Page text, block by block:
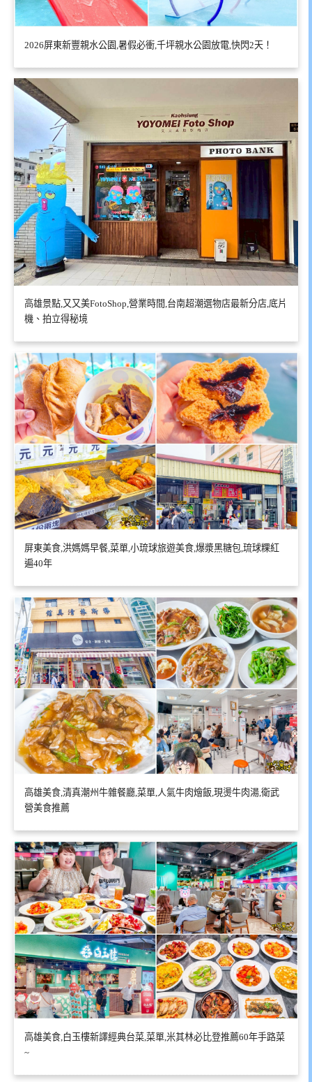
2026屏東新豐親水公園,暑假必衝,千坪親水公園放電,快閃2天！
高雄景點,又又美FotoShop,營業時間,台南超潮選物店最新分店,底片
機、拍立得秘境
屏東美食,洪媽媽早餐,菜單,小琉球旅遊美食,爆漿黑糖包,琉球粿紅
遍40年
高雄美食,清真潮州牛雜餐廳,菜單,人氣牛肉燴飯,現燙牛肉湯,衛武
營美食推薦
高雄美食,白玉樓新譯經典台菜,菜單,米其林必比登推薦60年手路菜
~